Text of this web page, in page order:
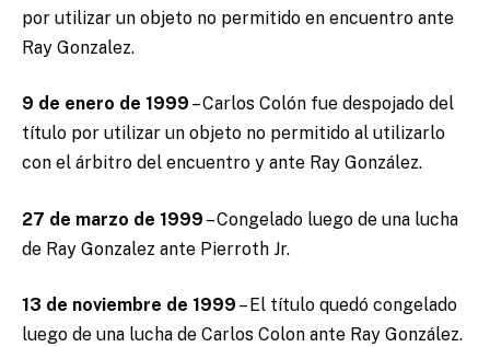
por utilizar un objeto no permitido en encuentro ante
Ray Gonzalez.
9 de enero de 1999 – Carlos Colón fue despojado del
título por utilizar un objeto no permitido al utilizarlo
con el árbitro del encuentro y ante Ray González.
27 de marzo de 1999 – Congelado luego de una lucha
de Ray Gonzalez ante Pierroth Jr.
13 de noviembre de 1999 – El título quedó congelado
luego de una lucha de Carlos Colon ante Ray González.